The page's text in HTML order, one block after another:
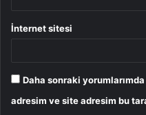
İnternet sitesi
Daha sonraki
adresim ve site adresim bu